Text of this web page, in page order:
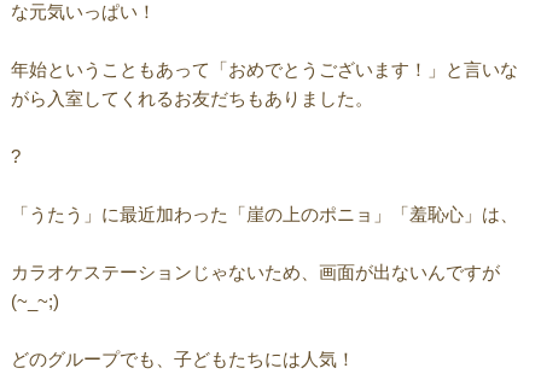
な元気いっぱい！
年始ということもあって「おめでとうございます！」と言いな
がら入室してくれるお友だちもありました。
?
「うたう」に最近加わった「崖の上のポニョ」「羞恥心」は、
カラオケステーションじゃないため、画面が出ないんですが
(~_~;)
どのグループでも、子どもたちには人気！